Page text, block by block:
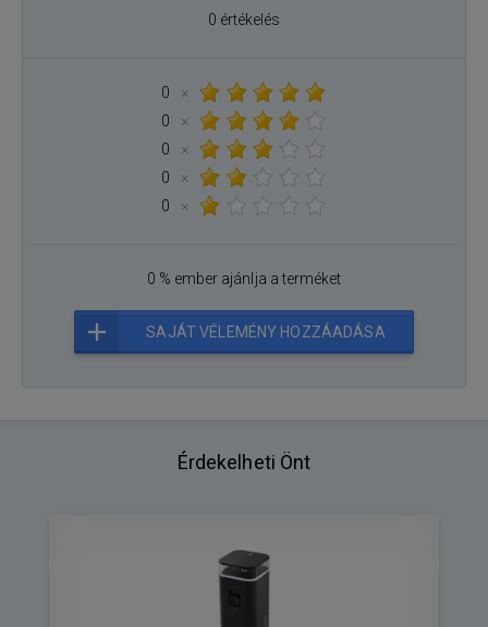
0 értékelés
0
×
0
×
0
×
0
×
0
×
0 % ember ajánlja a terméket
SAJÁT VÉLEMÉNY HOZZÁADÁSA
Érdekelheti Önt